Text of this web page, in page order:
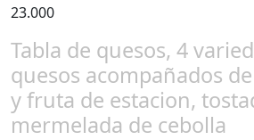
23.000
Tabla de quesos, 4
quesos acompañados
y fruta de estacion,
mermelada de cebolla